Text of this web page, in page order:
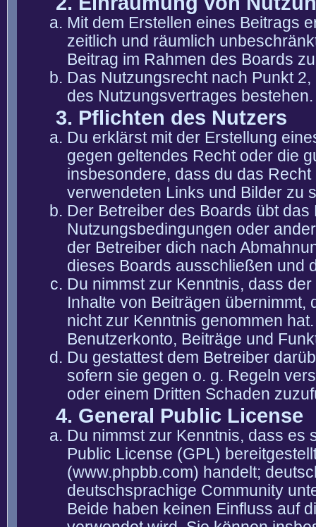
Mit dem Erstellen eines Beitrags
zeitlich und räumlich
Beitrag im Rahmen des Boards
Das Nutzungsrecht nach Punkt
des Nutzungsvertrages bestehen.
3. Pflichten des Nutzers
Du erklärst mit der Erstellung
gegen geltendes Recht oder die
insbesondere, dass du das
verwendeten Links und Bilder zu
Der Betreiber des Boards übt
Nutzungsbedingungen oder
der Betreiber dich nach
dieses Boards ausschließen und
Du nimmst zur Kenntnis, dass
Inhalte von Beiträgen übernimmt,
nicht zur Kenntnis genommen
Benutzerkonto, Beiträge und
Du gestattest dem Betreiber
sofern sie gegen o. g. Regeln
oder einem Dritten Schaden
4. General Public License
Du nimmst zur Kenntnis, dass es
Public License (GPL)
(www.phpbb.com) handelt;
deutschsprachige Community
Beide haben keinen Einfluss auf